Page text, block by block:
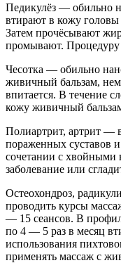
Педикулёз — обильно
втирают в кожу
Затем прочёсывают
промывают. Процедуру
Чесотка — обильно
живичный бальзам,
впитается. В течение
кожу живичный
Полиартрит, артрит —
пораженных суставов
сочетании с хвойными
заболевание или
Остеохондроз,
проводить курсы
— 15 сеансов. В
по 4 — 5 раз в месяц
использования
применять массаж с